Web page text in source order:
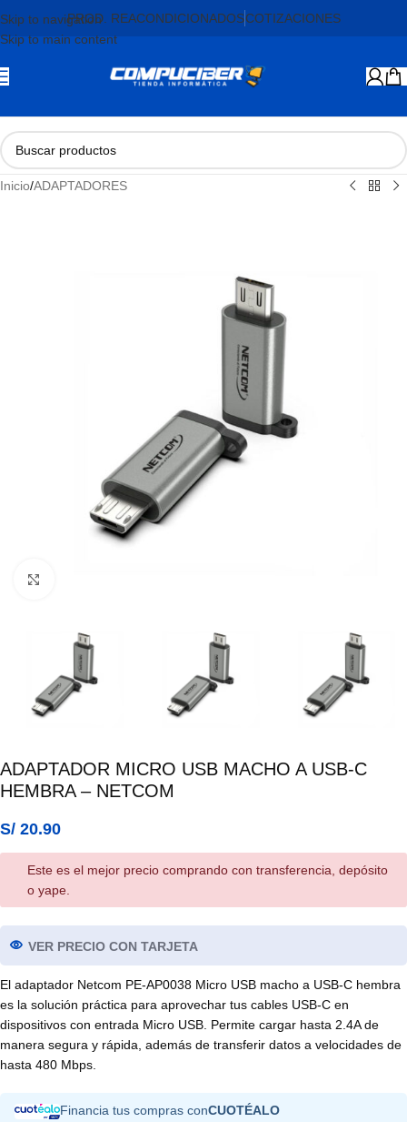
Skip to navigation
Skip to main content
PROD. REACONDICIONADOSCOTIZACIONES
Inicio/ADAPTADORES
ADAPTADOR MICRO USB MACHO A USB-C
HEMBRA – NETCOM
S/ 20.90
Este es el mejor precio comprando con transferencia, depósito
o yape.
VER PRECIO CON TARJETA
El adaptador Netcom PE-AP0038 Micro USB macho a USB-C hembra
es la solución práctica para aprovechar tus cables USB-C en
dispositivos con entrada Micro USB. Permite cargar hasta 2.4A de
manera segura y rápida, además de transferir datos a velocidades de
hasta 480 Mbps.
Financia tus compras conCUOTÉALO